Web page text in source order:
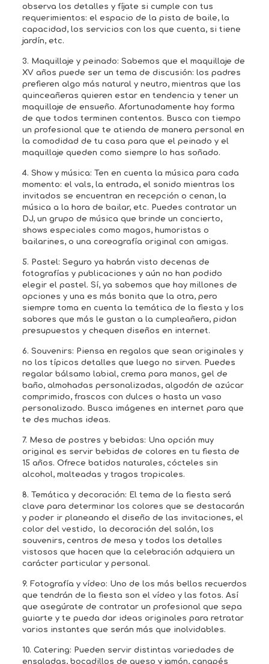
observa los detalles y fíjate si cumple con tus
requerimientos: el espacio de la pista de baile, la
capacidad, los servicios con los que cuenta, si tiene
jardín, etc.
3. Maquillaje y peinado: Sabemos que el maquillaje de
XV años puede ser un tema de discusión: los padres
prefieren algo más natural y neutro, mientras que las
quinceañeras quieren estar en tendencia y tener un
maquillaje de ensueño. Afortunadamente hay forma
de que todos terminen contentos. Busca con tiempo
un profesional que te atienda de manera personal en
la comodidad de tu casa para que el peinado y el
maquillaje queden como siempre lo has soñado.
4. Show y música: Ten en cuenta la música para cada
momento: el vals, la entrada, el sonido mientras los
invitados se encuentran en recepción o cenan, la
música a la hora de bailar, etc. Puedes contratar un
DJ, un grupo de música que brinde un concierto,
shows especiales como magos, humoristas o
bailarines, o una coreografía original con amigas.
5. Pastel: Seguro ya habrán visto decenas de
fotografías y publicaciones y aún no han podido
elegir el pastel. Sí, ya sabemos que hay millones de
opciones y una es más bonita que la otra, pero
siempre toma en cuenta la temática de la fiesta y los
sabores que más le gustan a la cumpleañera, pidan
presupuestos y chequen diseños en internet.
6. Souvenirs: Piensa en regalos que sean originales y
no los típicos detalles que luego no sirven. Puedes
regalar bálsamo labial, crema para manos, gel de
baño, almohadas personalizadas, algodón de azúcar
comprimido, frascos con dulces o hasta un vaso
personalizado. Busca imágenes en internet para que
te des muchas ideas.
7. Mesa de postres y bebidas: Una opción muy
original es servir bebidas de colores en tu fiesta de
15 años. Ofrece batidos naturales, cócteles sin
alcohol, malteadas y tragos tropicales.
8. Temática y decoración: El tema de la fiesta será
clave para determinar los colores que se destacarán
y poder ir planeando el diseño de las invitaciones, el
color del vestido, la decoración del salón, los
souvenirs, centros de mesa y todos los detalles
vistosos que hacen que la celebración adquiera un
carácter particular y personal.
9. Fotografía y vídeo: Uno de los más bellos recuerdos
que tendrán de la fiesta son el vídeo y las fotos. Así
que asegúrate de contratar un profesional que sepa
guiarte y te pueda dar ideas originales para retratar
varios instantes que serán más que inolvidables.
10. Catering: Pueden servir distintas variedades de
ensaladas, bocadillos de queso y jamón, canapés